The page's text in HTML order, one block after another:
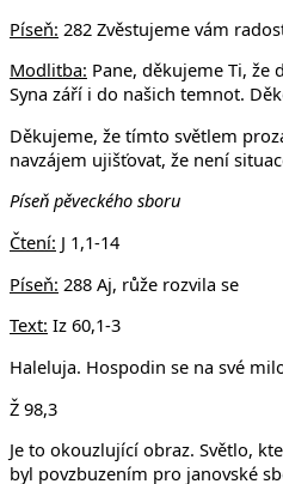
Píseň: 282 Zvěstujeme vám
Modlitba: Pane, děkujeme Ti, že
Syna září i do našich temnot.
Děkujeme, že tímto světlem
navzájem ujišťovat, že není
Píseň pěveckého sboru
Čtení: J 1,1-14
Píseň: 288 Aj, růže rozvila se
Text: Iz 60,1-3
Haleluja. Hospodin se na své
Ž 98,3
Je to okouzlující obraz. Světlo,
byl povzbuzením pro janovské